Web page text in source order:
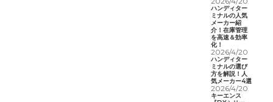
ハンディター
ミナルの人気
メーカー紹
介！在庫管理
を高速＆効率
化！
2026/4/20
ハンディター
ミナルの選び
方を解説！人
気メーカー4選
2026/4/20
キーエンス